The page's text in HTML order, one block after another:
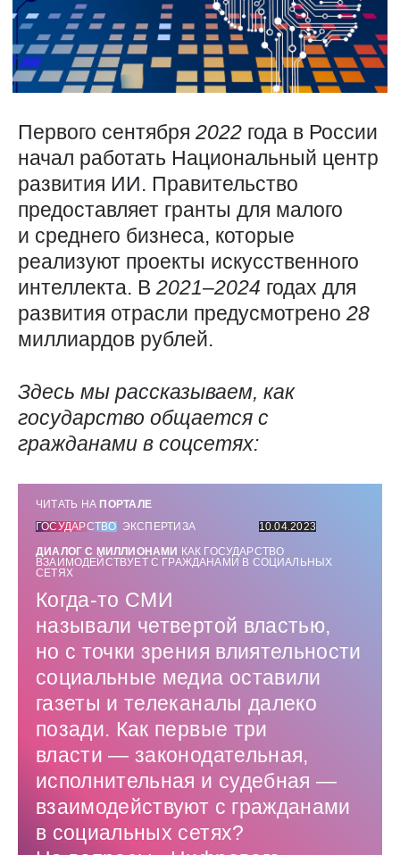
Первого сентября 2022 года в России
начал работать Национальный центр
развития ИИ. Правительство
предоставляет гранты для малого
и среднего бизнеса, которые
реализуют проекты искусственного
интеллекта. В 2021–2024 годах для
развития отрасли предусмотрено 28
миллиардов рублей.
Здесь мы рассказываем, как
государство общается с
гражданами в соцсетях:
ЧИТАТЬ НА ПОРТАЛЕ
ГОСУДАРСТВО ЭКСПЕРТИЗА
10.04.2023
ДИАЛОГ С МИЛЛИОНАМИ КАК ГОСУДАРСТВО ​
ВЗАИМОДЕЙСТВУЕТ С ГРАЖДАНАМИ В СОЦИАЛЬНЫХ
СЕТЯХ
Когда-то СМИ
называли четвертой властью,
но с точки зрения влиятельности
социальные медиа оставили
газеты и телеканалы далеко
позади. Как первые три
власти — ​законодательная,
исполнительная и судебная — ​
взаимодействуют с гражданами
в социальных сетях?